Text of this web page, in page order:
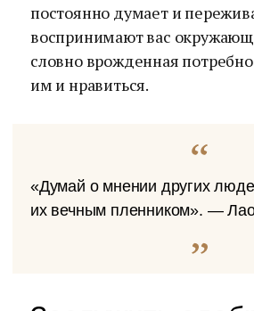
постоянно думает и
воспринимают вас
словно врожденная
им и нравиться.
«Думай о мнении других
их вечным пленником». —